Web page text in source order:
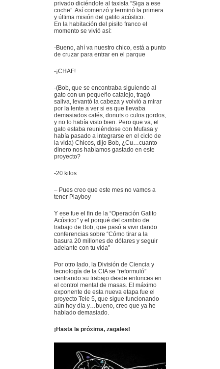
privado diciéndole al taxista “Siga a ese
coche”. Así comenzó y terminó la primera
y última misión del gatito acústico.
En la habitación del pisito franco el
momento se vivió así:
-Bueno, ahí va nuestro chico, está a punto
de cruzar para entrar en el parque
-¡CHAF!
-(Bob, que se encontraba siguiendo al
gato con un pequeño catalejo, tragó
saliva, levantó la cabeza y volvió a mirar
por la lente a ver si es que llevaba
demasiados cafés, donuts o culos gordos,
y no lo había visto bien. Pero que va, el
gato estaba reuniéndose con Mufasa y
había pasado a integrarse en el ciclo de
la vida) Chicos, dijo Bob, ¿Cu…cuanto
dinero nos habíamos gastado en este
proyecto?
-20 kilos
– Pues creo que este mes no vamos a
tener Playboy
Y ese fue el fin de la “Operación Gatito
Acústico” y el porqué del cambio de
trabajo de Bob, que pasó a vivir dando
conferencias sobre “Cómo tirar a la
basura 20 millones de dólares y seguir
adelante con tu vida”
Por otro lado, la División de Ciencia y
tecnología de la CIA se “reformuló”
centrando su trabajo desde entonces en
el control mental de masas. El máximo
exponente de esta nueva etapa fue el
proyecto Tele 5, que sigue funcionando
aún hoy día y…bueno, creo que ya he
hablado demasiado.
¡Hasta la próxima, zagales!